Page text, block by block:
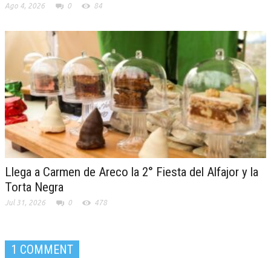
Ago 4, 2026 0 84
Llega a Carmen de Areco la 2° Fiesta del Alfajor y la
Torta Negra
Jul 31, 2026 0 478
1 COMMENT